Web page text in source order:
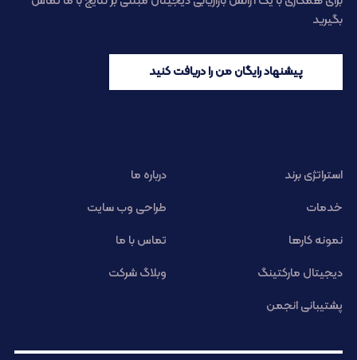
بگیرید
پیشنهاد رایگان من را دریافت کنید
استراتژی برند
درباره ما
خدمات
طراحی وب سایت
نمونه کارها
تماس با ما
دیجیتال مارکتینگ
وبلاگ شرکت
پشتیبانی انجمن